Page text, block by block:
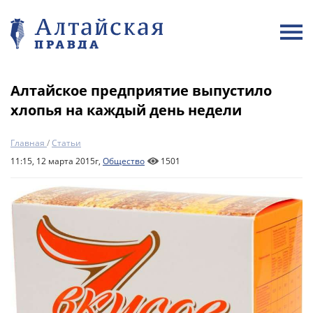
Алтайское предприятие выпустило
хлопья на каждый день недели
Главная /Статьи
11:15, 12 марта 2015г, Общество 1501